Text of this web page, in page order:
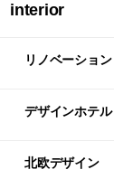
interior
リノベーション
デザインホテル
北欧デザイン